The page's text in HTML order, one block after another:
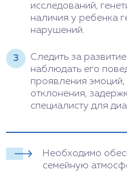
исследований,
наличия у ребенка
нарушений.
Следить за
наблюдать его
проявления
отклонения,
специалисту для
Необходимо
семейную